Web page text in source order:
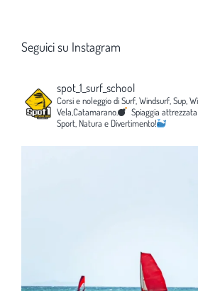
Seguici su Instagram
spot_1_surf_school
Corsi e noleggio di Surf, Windsurf, Sup,
Vela,Catamarano.
Spiaggia
Sport, Natura e Divertimento!